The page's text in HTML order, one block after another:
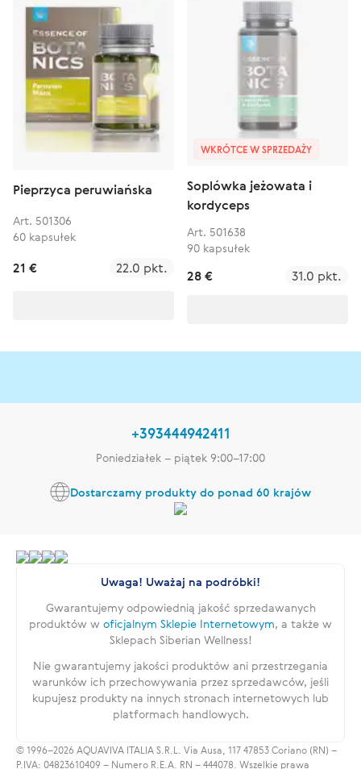
Pieprzyca peruwiańska
Art. 501306
60 kapsułek
21 € 22.0 pkt.
WKRÓTCE W SPRZEDAŻY
Soplówka jeżowata i
kordyceps
Art. 501638
90 kapsułek
28 € 31.0 pkt.
+393444942411
Poniedziałek – piątek 9:00–17:00
Dostarczamy produkty do ponad 60 krajów
Uwaga! Uważaj na podróbki!
Gwarantujemy odpowiednią jakość sprzedawanych
produktów w oficjalnym Sklepie Internetowym, a także w
Sklepach Siberian Wellness!
Nie gwarantujemy jakości produktów ani przestrzegania
warunków ich przechowywania przez sprzedawców, jeśli
kupujesz produkty na innych stronach internetowych lub
platformach handlowych.
© 1996–2026 AQUAVIVA ITALIA S.R.L. Via Ausa, 117 47853 Coriano (RN) –
P.IVA: 04823610409 – Numero R.E.A. RN – 444078. Wszelkie prawa